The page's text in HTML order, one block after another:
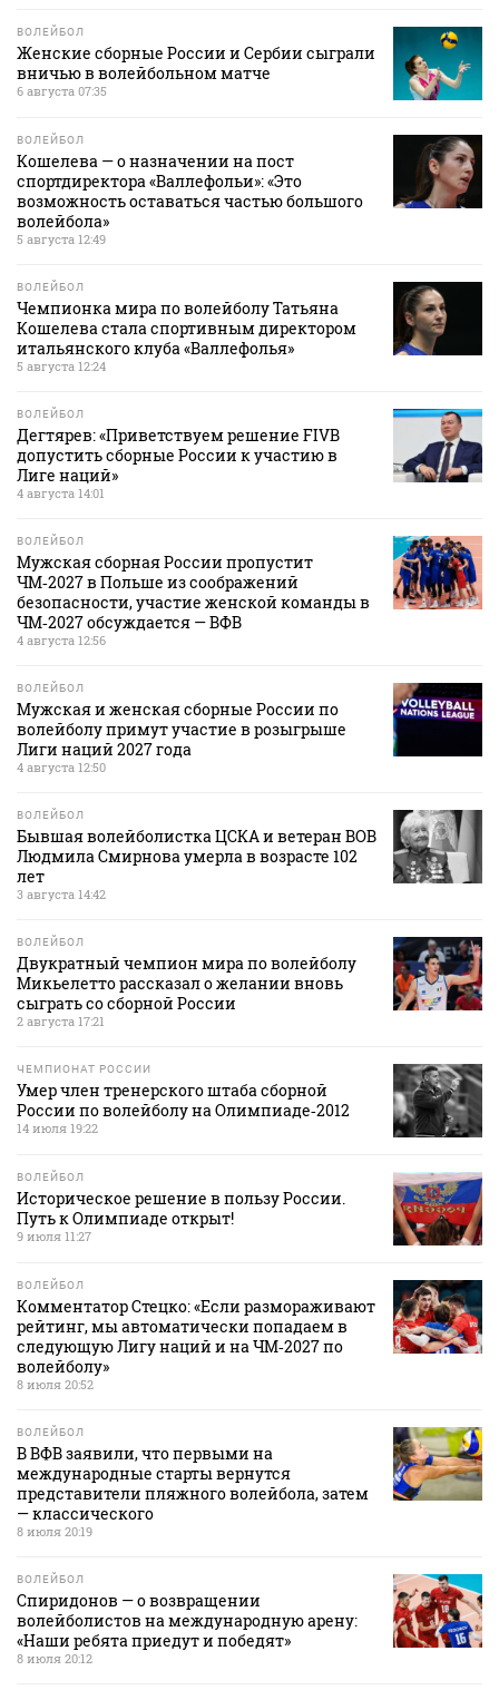
ВОЛЕЙБОЛ
Женские сборные России и Сербии сыграли
вничью в волейбольном матче
6 августа 07:35
ВОЛЕЙБОЛ
Кошелева — о назначении на пост
спортдиректора «Валлефольи»: «Это
возможность оставаться частью большого
волейбола»
5 августа 12:49
ВОЛЕЙБОЛ
Чемпионка мира по волейболу Татьяна
Кошелева стала спортивным директором
итальянского клуба «Валлефолья»
5 августа 12:24
ВОЛЕЙБОЛ
Дегтярев: «Приветствуем решение FIVB
допустить сборные России к участию в
Лиге наций»
4 августа 14:01
ВОЛЕЙБОЛ
Мужская сборная России пропустит
ЧМ‑2027 в Польше из соображений
безопасности, участие женской команды в
ЧМ‑2027 обсуждается — ВФВ
4 августа 12:56
ВОЛЕЙБОЛ
Мужская и женская сборные России по
волейболу примут участие в розыгрыше
Лиги наций 2027 года
4 августа 12:50
ВОЛЕЙБОЛ
Бывшая волейболистка ЦСКА и ветеран ВОВ
Людмила Смирнова умерла в возрасте 102
лет
3 августа 14:42
ВОЛЕЙБОЛ
Двукратный чемпион мира по волейболу
Микьелетто рассказал о желании вновь
сыграть со сборной России
2 августа 17:21
ЧЕМПИОНАТ РОССИИ
Умер член тренерского штаба сборной
России по волейболу на Олимпиаде‑2012
14 июля 19:22
ВОЛЕЙБОЛ
Историческое решение в пользу России.
Путь к Олимпиаде открыт!
9 июля 11:27
ВОЛЕЙБОЛ
Комментатор Стецко: «Если размораживают
рейтинг, мы автоматически попадаем в
следующую Лигу наций и на ЧМ‑2027 по
волейболу»
8 июля 20:52
ВОЛЕЙБОЛ
В ВФВ заявили, что первыми на
международные старты вернутся
представители пляжного волейбола, затем
— классического
8 июля 20:19
ВОЛЕЙБОЛ
Спиридонов — о возвращении
волейболистов на международную арену:
«Наши ребята приедут и победят»
8 июля 20:12